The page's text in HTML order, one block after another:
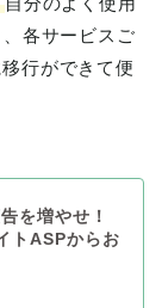
各サービスご
行ができて便
を増やせ！
トASPからお